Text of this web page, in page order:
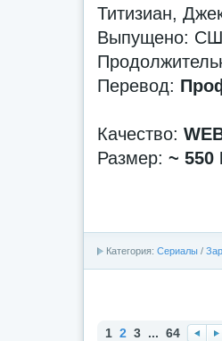
Титизиан,
Выпущено:
Перевод:
Качество:
Размер: ~ 550
Категория: Сериалы /
1 2 3 ... 64